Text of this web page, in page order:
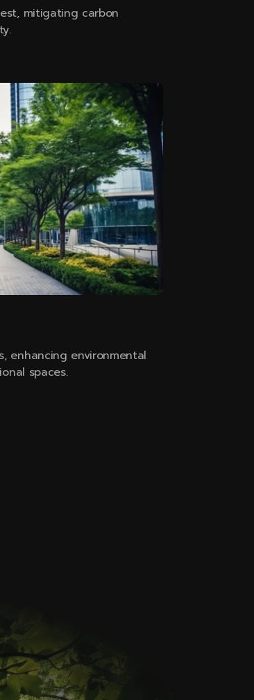
mitigating carbon
enhancing environmental
spaces.